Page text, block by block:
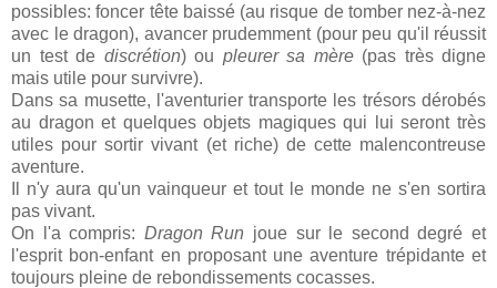
possibles: foncer tête baissé (au risque de tomber nez-à-nez
avec le dragon), avancer prudemment (pour peu qu'il réussit
un test de discrétion) ou pleurer sa mère(pas très digne
mais utile pour survivre).
Dans sa musette, l'aventurier transporte les trésors dérobés
au dragon et quelques objets magiques qui lui seront très
utiles pour sortir vivant (et riche) de cette malencontreuse
aventure.
Il n'y aura qu'un vainqueur et tout le monde ne s'en sortira
pas vivant.
On l'a compris: Dragon Run joue sur le second degré et
l'esprit bon-enfant en proposant une aventure trépidante et
toujours pleine de rebondissements cocasses.